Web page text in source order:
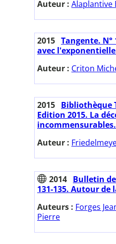
Auteur : Alaplantive
2015 Tangente. N°
avec
Auteur : Criton
2015 Bibliothèque
Edition 2015. La
incommensurables.
Auteur :
2014 Bulletin de
131-135. Autour de
Auteurs : Forges
Pierre